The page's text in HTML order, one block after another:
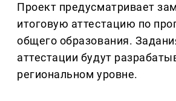
Проект предусматривает
итоговую аттестацию по
общего образования.
аттестации будут
региональном уровне.